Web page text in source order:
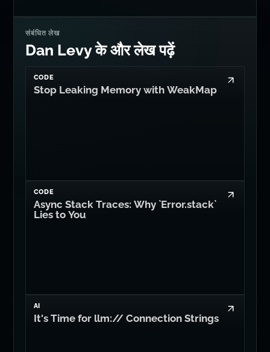
संबंधित लेख
Dan Levy के और लेख पढ़ें
CODE
Stop Leaking Memory with WeakMap
CODE
Async Stack Traces: Why `Error.stack`
Lies to You
AI
It's Time for llm:// Connection Strings